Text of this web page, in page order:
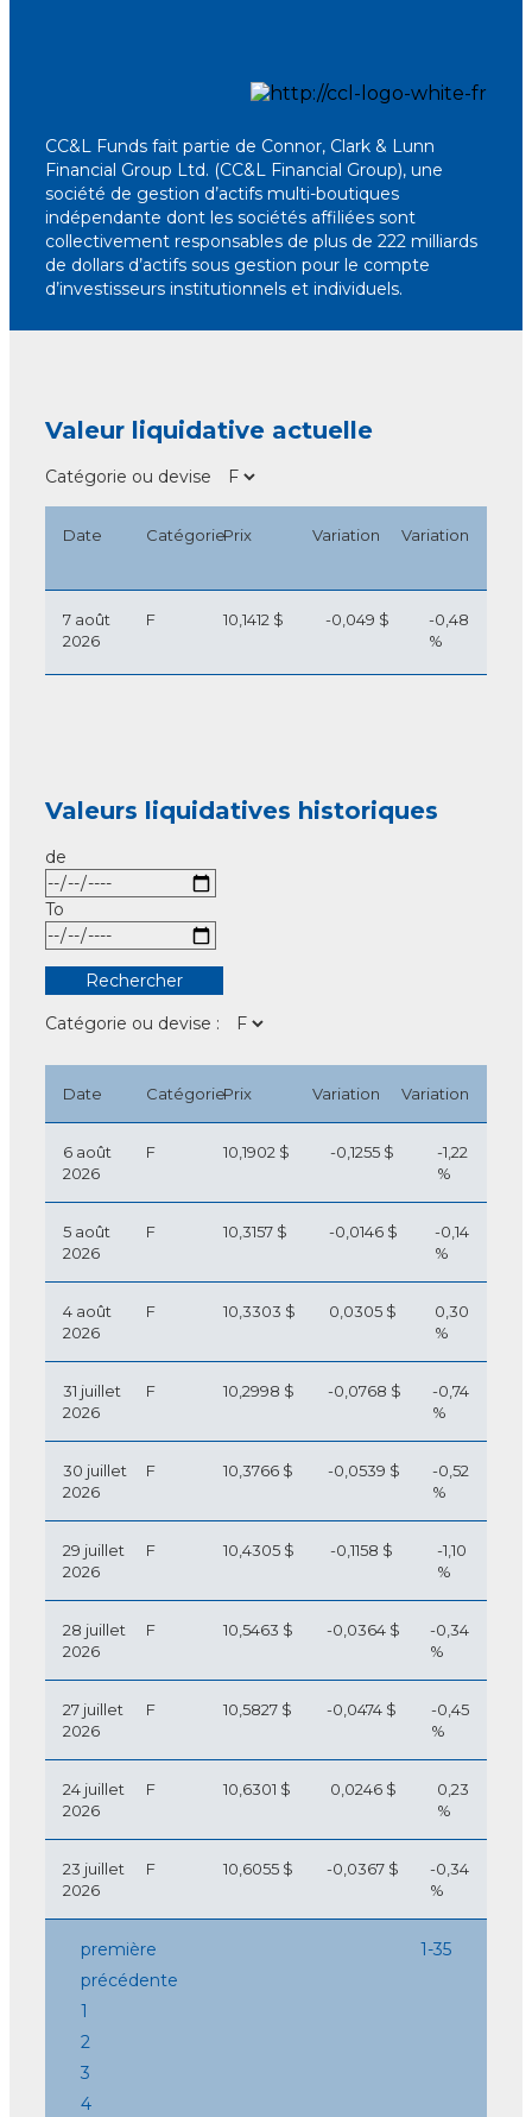
CC&L Funds fait partie de Connor, Clark & ​​Lunn
Financial Group Ltd. (CC&L Financial Group), une
société de gestion d’actifs multi-boutiques
indépendante dont les sociétés affiliées sont
collectivement responsables de plus de 222 milliards
de dollars d’actifs sous gestion pour le compte
d’investisseurs institutionnels et individuels.
Valeur liquidative actuelle
Catégorie ou devise
Date CatégoriePrix Variation Variation
7 août
2026
F 10,1412 $ -0,049 $
-0,48
%
Valeurs liquidatives historiques
de
To
Catégorie ou devise :
Date CatégoriePrix Variation Variation
6 août
2026
F 10,1902 $ -0,1255 $
-1,22
%
5 août
2026
F 10,3157 $ -0,0146 $
-0,14
%
4 août
2026
F 10,3303 $ 0,0305 $
0,30
%
31 juillet
2026
F 10,2998 $ -0,0768 $
-0,74
%
30 juillet
2026
F 10,3766 $ -0,0539 $
-0,52
%
29 juillet
2026
F 10,4305 $ -0,1158 $
-1,10
%
28 juillet
2026
F 10,5463 $ -0,0364 $
-0,34
%
27 juillet
2026
F 10,5827 $ -0,0474 $
-0,45
%
24 juillet
2026
F 10,6301 $ 0,0246 $
0,23
%
23 juillet
2026
F 10,6055 $ -0,0367 $
-0,34
%
première
précédente
1
2
3
4
1-35